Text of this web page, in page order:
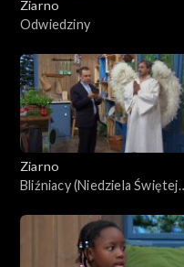
Ziarno
Odwiedziny
Ziarno
Bliźniacy (Niedziela Świętej